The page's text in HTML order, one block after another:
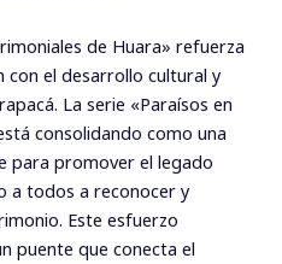
de Huara» refuerza
con el desarrollo cultural y
La serie «Paraísos en
consolidando como una
para promover el legado
a todos a reconocer y
Este esfuerzo
puente que conecta el